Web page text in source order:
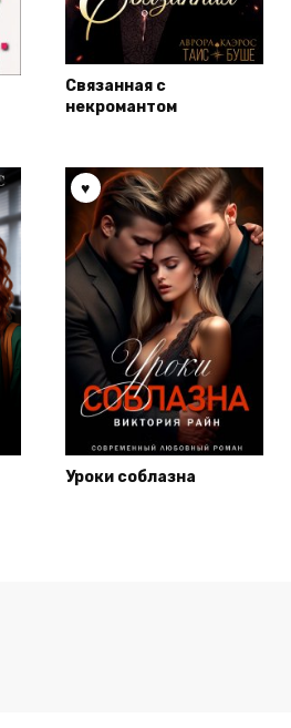
Связанная с
некромантом
Уроки соблазна